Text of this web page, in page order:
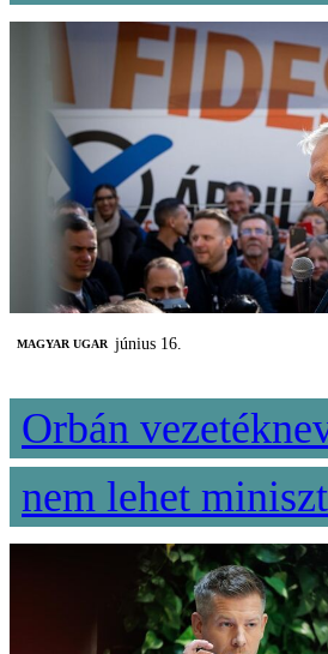
MAGYAR UGAR június 16.
Orbán
nem lehet